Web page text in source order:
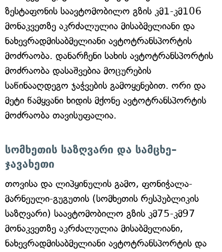
ზესტაფონის საავტომობილო გზის კმ1-კმ106
მონაკვეთზე აკრძალულია მისაბმელიანი და
ნახევრადმისაბმელიანი ავტოტრანსპორტის
მოძრაობა. დანარჩენი სახის ავტოტრანსპორტის
მოძრაობა დასაშვებია მოცურების
საწინააღდეგო ჯაჭვების გამოყენებით. ორი და
მეტი წამყვანი ხიდის მქონე ავტოტრანსპორტის
მოძრაობა თავისუფალია.
სომხეთის საზღვარი და სამცხე–
ჯავახეთი
თოვისა და ლიპყინულის გამო, ფონიჭალა-
მარნეული-გუგუთის (სომხეთის რესპუბლიკის
საზღვარი) საავტომობილო გზის კმ75-კმ97
მონაკვეთზე აკრძალულია მისაბმელიანი,
ნახევრადმისაბმელიანი ავტოტრანსპორტის და